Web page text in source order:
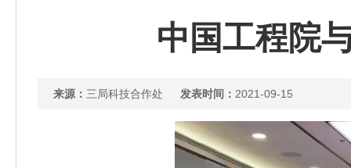
中国工程院
来源： 三局科技合作处 发表时间： 2021-09-15